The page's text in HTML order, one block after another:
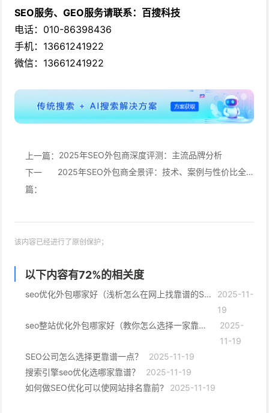
SEO服务、GEO服务请联系：百搜科技
电话：010-86398436
手机：13661241922
微信：13661241922
上一篇： 2025年SEO外包商深度评测：主流品牌分析
下一
篇：
2025年SEO外包商全景评：技术、案例与性价比全解析
该内容已经进行了原创保护；
以下内容有72%的相关度
seo优化外包哪家好（浅析怎么在网上找靠谱的SEO外包公司）
2025-11-
19
seo整站优化外包哪家好（教你怎么选择一家靠谱的SEO优化公司）
2025-
11-19
SEO公司怎么选择更靠谱一点？
2025-11-19
搜索引擎seo优化选哪家靠谱？
2025-11-19
如何做SEO优化可以使网站排名靠前?
2025-11-19